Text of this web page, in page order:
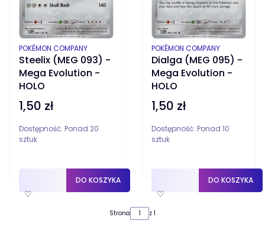
Steelix (MEG 093) -
Mega Evolution -
HOLO
PRODUCENT
POKÉMON COMPANY
Cena
1,50 zł
Dostępność: Ponad 20
sztuk
♡
DO KOSZYKA
Dialga (MEG 095) -
Mega Evolution -
HOLO
PRODUCENT
POKÉMON COMPANY
Cena
1,50 zł
Dostępność: Ponad 10
sztuk
♡
DO KOSZYKA
Strona z 1